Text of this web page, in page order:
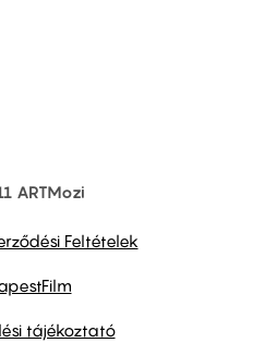
ARTMozi
Feltételek
tájékoztató